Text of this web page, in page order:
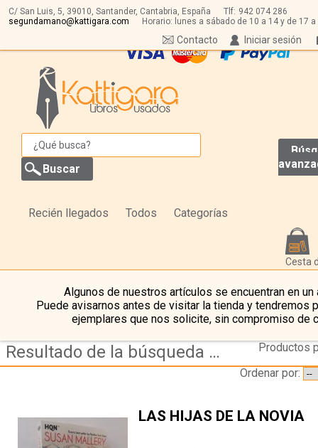
C/ San Luis, 5, 39010, Santander, Cantabria, España Tlf: 942 074 286
segundamano@kattigara.com
Horario: lunes a sábado de 10 a 14 y de 17 a
Iniciar sesión
Contacto
Recién llegados Todos Categorías
Cesta
Algunos de nuestros artículos se encuentran en un
Puede avisarnos antes de visitar la tienda y tendremos
ejemplares que nos solicite, sin compromiso de
Resultado de la búsqueda de autor mallery,-susan
Productos
Ordenar por:
LAS HIJAS DE LA NOVIA